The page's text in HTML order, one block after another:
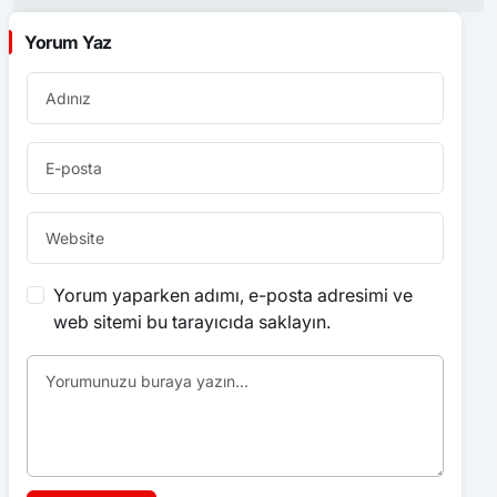
Yorum Yaz
Yorum yaparken adımı, e-posta adresimi ve
web sitemi bu tarayıcıda saklayın.